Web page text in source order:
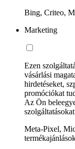
Bing, Criteo,
Marketing
Ezen
vásárlási
hirdetéseket,
promóciókat
Az Ön
Meta-Pixel,